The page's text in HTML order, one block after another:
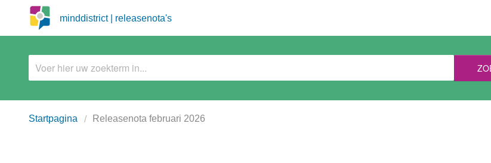
minddistrict | releasenota's
Startpagina Releasenota februari 2026